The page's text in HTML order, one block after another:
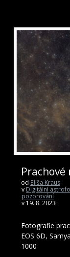
od Elíša Kraus
v Digitální
pozorování
v 19. 8. 2023
Fotografie
EOS 6D,
1000